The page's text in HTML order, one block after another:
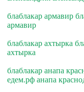
блаблакар армавир
армавир
блаблакар ахтырка
ахтырка
блаблакар анапа
едем.рф анапа